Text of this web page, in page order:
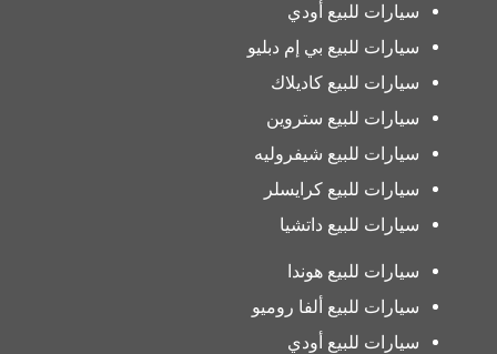
سيارات للبيع أودي
سيارات للبيع بي إم دبليو
سيارات للبيع كاديلاك
سيارات للبيع ستروين
سيارات للبيع شيفروليه
سيارات للبيع كرايسلر
سيارات للبيع داتشيا
سيارات للبيع هوندا
سيارات للبيع ألفا روميو
سيارات للبيع أودي